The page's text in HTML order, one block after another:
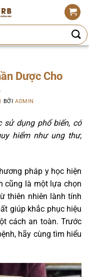
Dược Cho
BỞI ADMIN
dụng phổ biến, có
hiểm như ung thư,
pháp y học hiện
cũng là một lựa chọn
thiên nhiên lành tính
giúp khắc phục hiệu
cách an toàn. Trước
hãy cùng tìm hiểu